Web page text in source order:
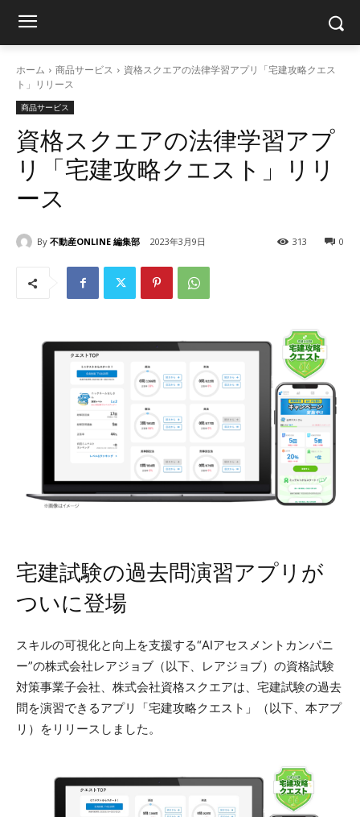
ホーム 商品サービス
資格スクエアの法律学習アプリ「宅建攻略クエス
ト」リリース
商品サービス
資格スクエアの法律学習アプ
リ「宅建攻略クエスト」リリ
ース
By 不動産ONLINE 編集部 2023年3月9日 0
313
宅建試験の過去問演習アプリが
ついに登場
スキルの可視化と向上を支援する“AIアセスメントカンパニ
ー”の株式会社レアジョブ（以下、レアジョブ）の資格試験
対策事業子会社、株式会社資格スクエアは、宅建試験の過去
問を演習できるアプリ「宅建攻略クエスト」（以下、本アプ
リ）をリリースしました。